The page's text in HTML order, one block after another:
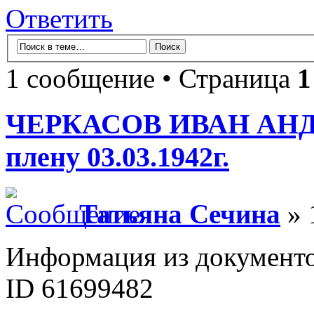
Ответить
1 сообщение • Страница 1
ЧЕРКАСОВ ИВАН
плену 03.03.1942г.
Татьяна Сечина »
Информация из
ID 61699482